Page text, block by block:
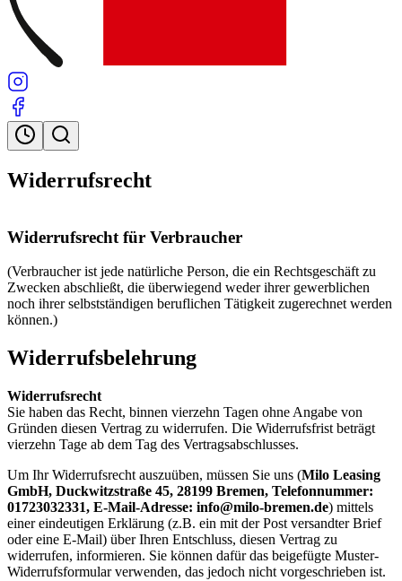
Öffnungszeiten
Suche
Widerrufsrecht
Widerrufsrecht für Verbraucher
(Verbraucher ist jede natürliche Person, die ein Rechtsgeschäft zu
Zwecken abschließt, die überwiegend weder ihrer gewerblichen
noch ihrer selbstständigen beruflichen Tätigkeit zugerechnet werden
können.)
Widerrufsbelehrung
Widerrufsrecht
Sie haben das Recht, binnen vierzehn Tagen ohne Angabe von
Gründen diesen Vertrag zu widerrufen. Die Widerrufsfrist beträgt
vierzehn Tage ab dem Tag des Vertragsabschlusses.
Um Ihr Widerrufsrecht auszuüben, müssen Sie uns (Milo Leasing
GmbH, Duckwitzstraße 45, 28199 Bremen, Telefonnummer:
01723032331, E-Mail-Adresse: info@milo-bremen.de) mittels
einer eindeutigen Erklärung (z.B. ein mit der Post versandter Brief
oder eine E-Mail) über Ihren Entschluss, diesen Vertrag zu
widerrufen, informieren. Sie können dafür das beigefügte Muster-
Widerrufsformular verwenden, das jedoch nicht vorgeschrieben ist.